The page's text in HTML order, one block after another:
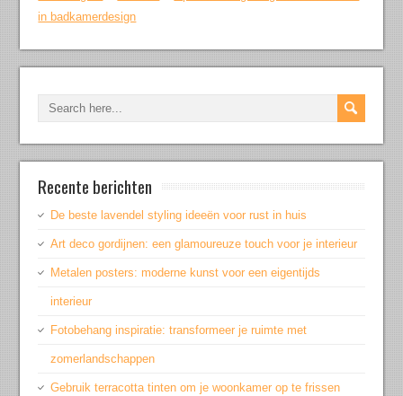
in badkamerdesign
Recente berichten
De beste lavendel styling ideeën voor rust in huis
Art deco gordijnen: een glamoureuze touch voor je interieur
Metalen posters: moderne kunst voor een eigentijds
interieur
Fotobehang inspiratie: transformeer je ruimte met
zomerlandschappen
Gebruik terracotta tinten om je woonkamer op te frissen